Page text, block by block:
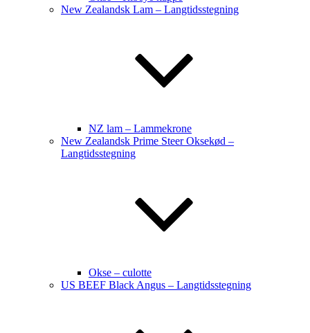
New Zealandsk Lam – Langtidsstegning
NZ lam – Lammekrone
New Zealandsk Prime Steer Oksekød –
Langtidsstegning
Okse – culotte
US BEEF Black Angus – Langtidsstegning